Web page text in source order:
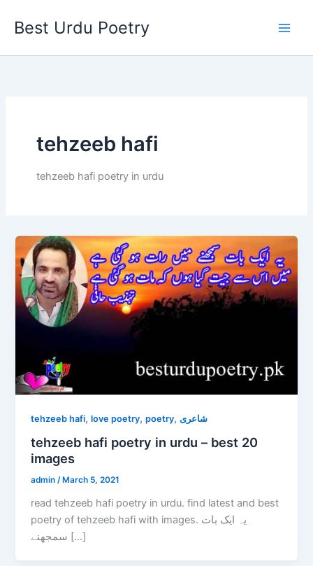
Best Urdu Poetry
tehzeeb hafi
tehzeeb hafi poetry in urdu
tehzeeb hafi,love poetry,poetry,شاعری
tehzeeb hafi poetry in urdu – best 20
images
admin/ March 5, 2021
read tehzeeb hafi poetry in urdu. find latest and best
poetry of tehzeeb hafi with images. یہ ایک بات
سمجھنے […]